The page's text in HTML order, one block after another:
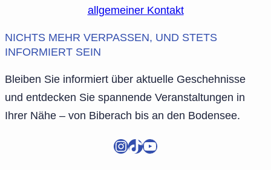
allgemeiner Kontakt
NICHTS MEHR VERPASSEN, UND STETS
INFORMIERT SEIN
Bleiben Sie informiert über aktuelle Geschehnisse
und entdecken Sie spannende Veranstaltungen in
Ihrer Nähe – von Biberach bis an den Bodensee.
InstagramTikTok YouTube